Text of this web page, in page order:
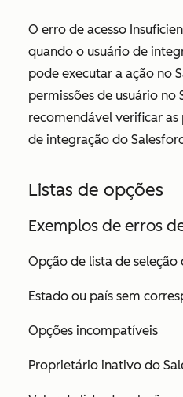
O erro de acesso
quando o usuário de
pode executar a ação no
permissões de usuário no
recomendável verificar as
de integração do
Listas de opções
Exemplos de erros
Opção de lista de seleção
Estado ou país sem
Opções incompatíveis
Proprietário inativo do